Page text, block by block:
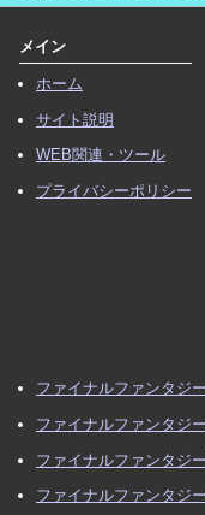
メイン
ホーム
サイト説明
WEB関連・ツール
プライバシーポリシー
ファイナルファンタジー
ファイナルファンタジ
ファイナルファンタジ
ファイナルファンタジ